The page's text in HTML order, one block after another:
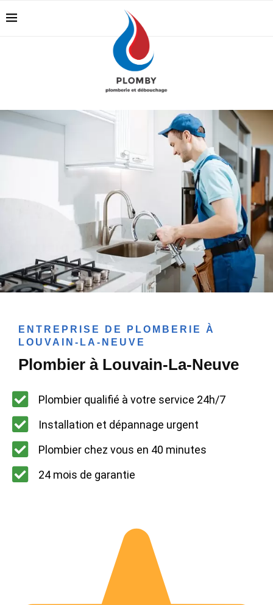
ENTREPRISE DE PLOMBERIE À
LOUVAIN-LA-NEUVE
Plombier à Louvain-La-Neuve
Plombier qualifié à votre service 24h/7
Installation et dépannage urgent
Plombier chez vous en 40 minutes
24 mois de garantie